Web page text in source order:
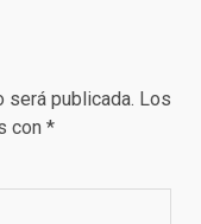
será publicada. Los
con *